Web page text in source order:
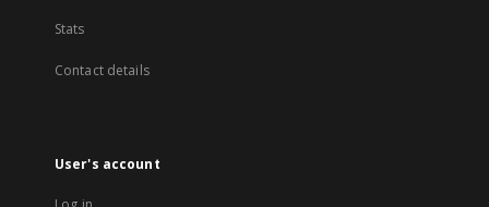
Stats
Contact details
User's account